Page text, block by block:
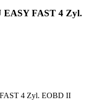
EASY FAST 4 Zyl.
4 Zyl. EOBD II